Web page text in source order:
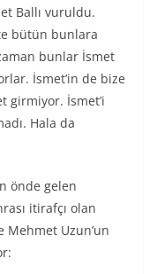
Ballı vuruldu.
bütün bunlara
bunlar İsmet
İsmet’in de bize
girmiyor. İsmet’i
Hala da
önde gelen
itirafçı olan
Mehmet Uzun’un